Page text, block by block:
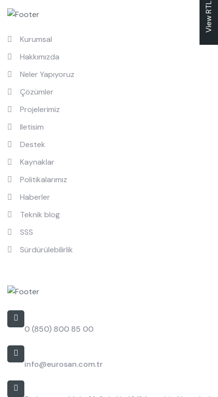
Kurumsal
Hakkımızda
Neler Yapıyoruz
Çözümler
Projelerimiz
Iletisim
Destek
Kaynaklar
Politikalarımız
Haberler
Teknik blog
SSS
Sürdürülebilirlik
0 (850) 800 85 00
info@eurosan.com.tr
View RTL